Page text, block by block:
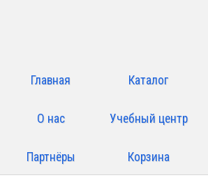
Главная Каталог
О нас Учебный центр
Партнёры Корзина